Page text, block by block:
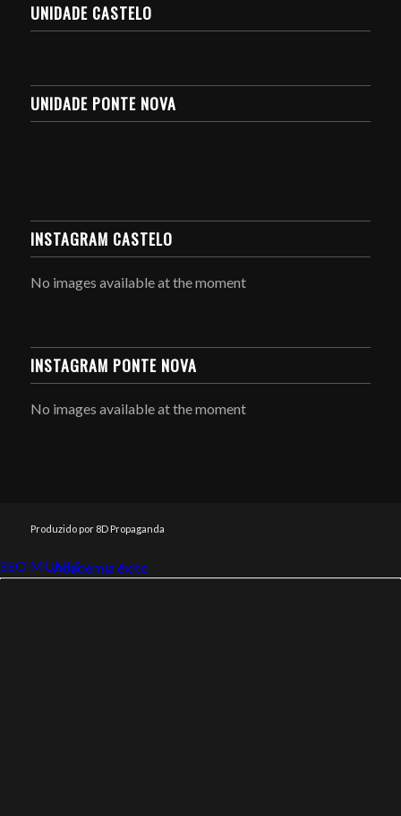
UNIDADE CASTELO
UNIDADE PONTE NOVA
INSTAGRAM CASTELO
No images available at the moment
INSTAGRAM PONTE NOVA
No images available at the moment
Produzido por 8D Propaganda
SEO MUNIZ
Link112Academia êxito